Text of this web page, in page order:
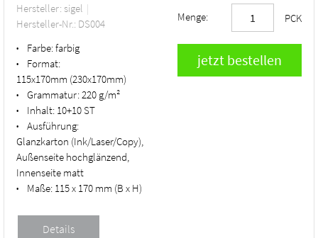
Hersteller: sigel
Hersteller-Nr.: DS004
• Farbe:farbig
•
Format:
115x170mm (230x170mm)
• Grammatur:220 g/m²
• Inhalt: 10+10 ST
•
Ausführung:
Glanzkarton (Ink/Laser/Copy),
Außenseite hochglänzend,
Innenseite matt
• Maße: 115 x 170 mm (B x H)
Menge: PCK